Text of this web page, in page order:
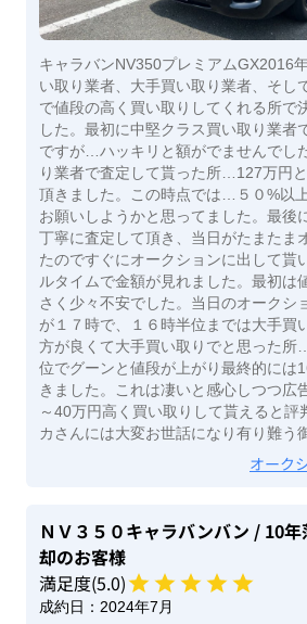
キャラバンNV350プレミアムGX2016
い取り業者、大手買い取り業者、そし
で値段の高く買い取りしてくれる所で
した。最初に中堅クラス買い取り業者
ですが…ハッキリと額がでませんでし
り業者で査定して貰った所…127万円
頂きました。この時点では…５０%以
お願いしようかと思ってました。最後
丁寧に査定して頂き、当日がたまたま
たのですぐにオークションに出して貰
ルタイムで金額が見れました。最初は
さく少々不安でした。当日のオークシ
が１７時で、１６時半位までは大手買
方が良くて大手買い取りでと思った
位でグーンと値段が上がり最終的には
きました。これは凄いと感心しつつ広
～40万円高く買い取りして貰えると評
カさんには大変お世話になり有り難う
オーク
ＮＶ３５０キャラバンバン / 10年
却のお客様
満足度(5.0)
成約日： 2024年7月